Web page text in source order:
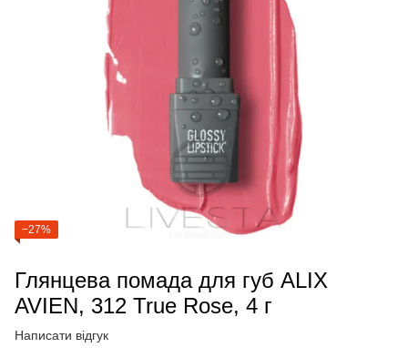
−27%
Глянцева помада для губ ALIX
AVIEN, 312 True Rose, 4 г
Написати відгук